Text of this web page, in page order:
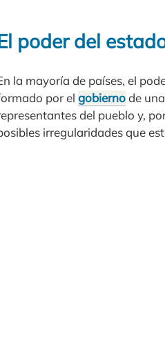
poder del
la mayoría de países, el
por el gobiernode una
del pueblo y,
irregularidades que